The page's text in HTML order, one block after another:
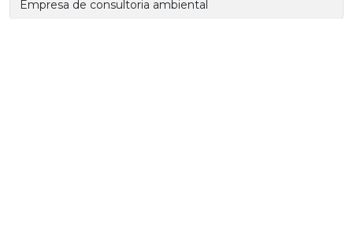
Empresa de consultoria ambiental